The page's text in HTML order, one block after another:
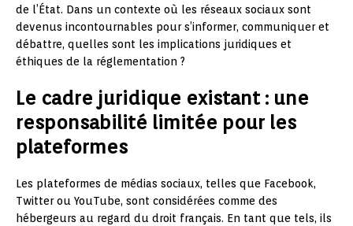
de l’État. Dans un contexte où les réseaux sociaux sont
devenus incontournables pour s’informer, communiquer et
débattre, quelles sont les implications juridiques et
éthiques de la réglementation ?
Le cadre juridique existant : une
responsabilité limitée pour les
plateformes
Les plateformes de médias sociaux, telles que Facebook,
Twitter ou YouTube, sont considérées comme des
hébergeurs au regard du droit français. En tant que tels, ils